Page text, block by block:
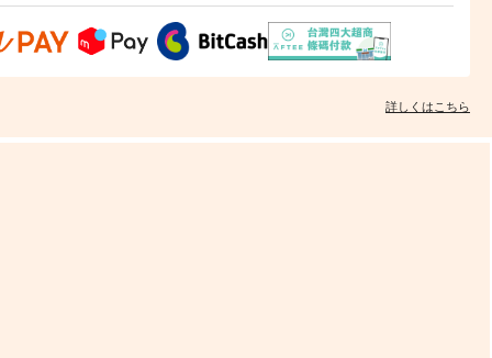
詳しくはこちら